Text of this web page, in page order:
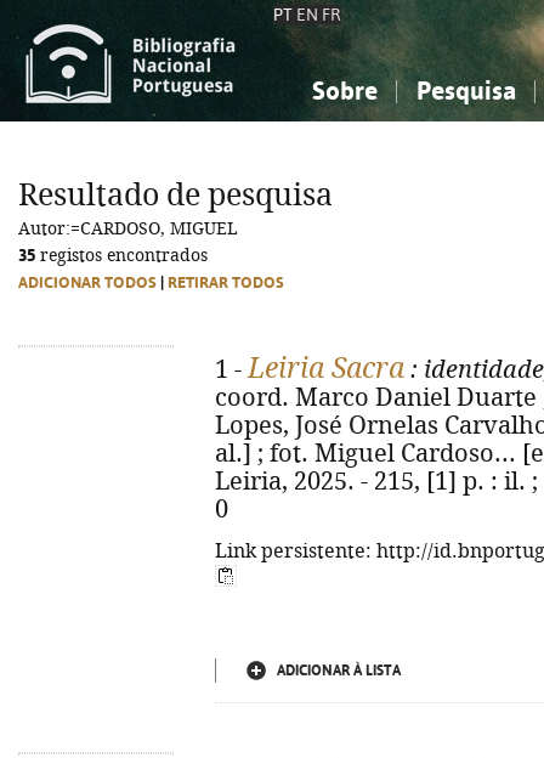
PT EN FR
Sobre Pesquisa
Ciências sociais...
Ciências sociais...
Resultado de pesquisa
Autor:=CARDOSO, MIGUEL
35 registos encontrados
ADICIONAR TODOS RETIRAR TODOS
1 -Leiria Sacra :
coord. Marco Daniel
Lopes, José Ornelas
al.] ; fot. Miguel Cardoso...
Leiria, 2025. - 215, [1] p. : il. ;
0
Link persistente: http://
ADICIONAR À LISTA